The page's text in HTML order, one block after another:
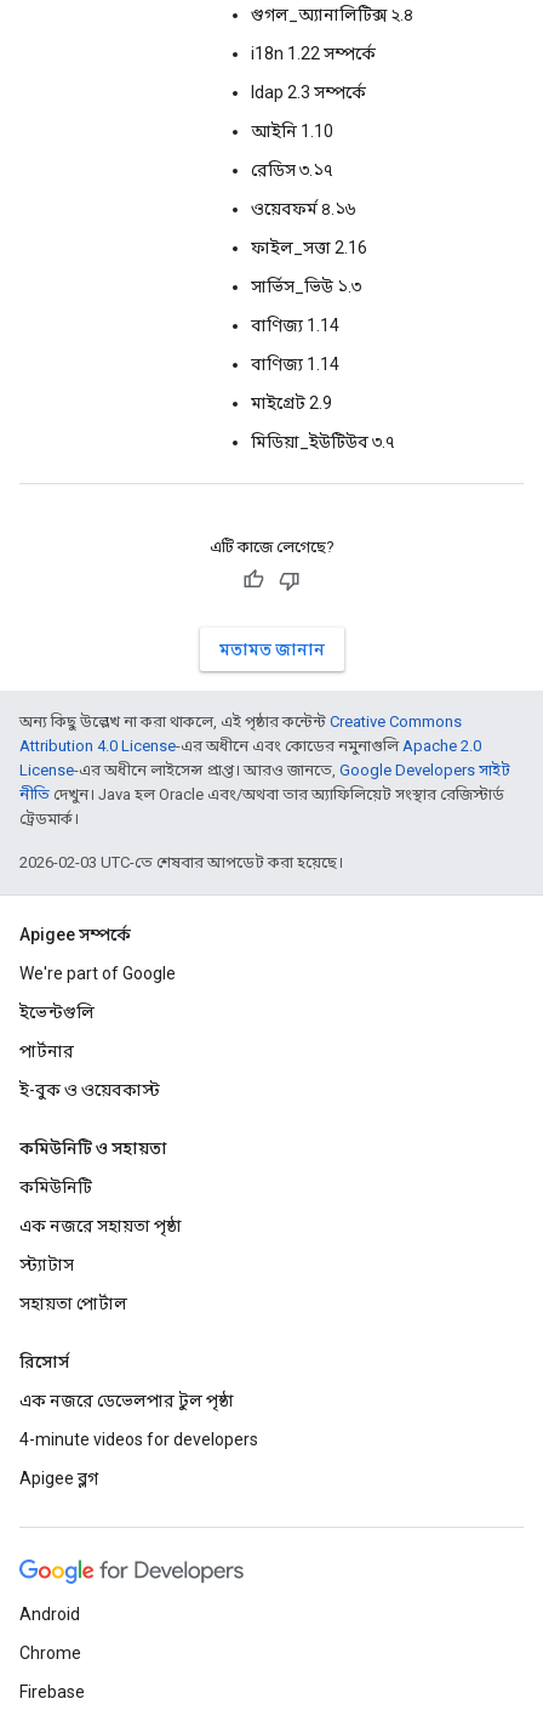
গুগল_অ্যানালিটিক্স ২.৪
i18n 1.22 সম্পর্কে
ldap 2.3 সম্পর্কে
আইনি 1.10
রেডিস ৩.১৭
ওয়েবফর্ম ৪.১৬
ফাইল_সত্তা 2.16
সার্ভিস_ভিউ ১.৩
বাণিজ্য 1.14
বাণিজ্য 1.14
মাইগ্রেট 2.9
মিডিয়া_ইউটিউব ৩.৭
এটি কাজে লেগেছে?
মতামত জানান
অন্য কিছু উল্লেখ না করা থাকলে, এই পৃষ্ঠার কন্টেন্ট Creative Commons
Attribution 4.0 License-এর অধীনে এবং কোডের নমুনাগুলিApache 2.0
License-এর অধীনে লাইসেন্স প্রাপ্ত। আরও জানতে, Google Developers সাইট
নীতি দেখুন। Java হল Oracle এবং/অথবা তার অ্যাফিলিয়েট সংস্থার রেজিস্টার্ড
ট্রেডমার্ক।
2026-02-03 UTC-তে শেষবার আপডেট করা হয়েছে।
Apigee সম্পর্কে
We're part of Google
ইভেন্টগুলি
পার্টনার
ই-বুক ও ওয়েবকাস্ট
কমিউনিটি ও সহায়তা
কমিউনিটি
এক নজরে সহায়তা পৃষ্ঠা
স্ট্যাটাস
সহায়তা পোর্টাল
রিসোর্স
এক নজরে ডেভেলপার টুল পৃষ্ঠা
4-minute videos for developers
Apigee ব্লগ
Android
Chrome
Firebase